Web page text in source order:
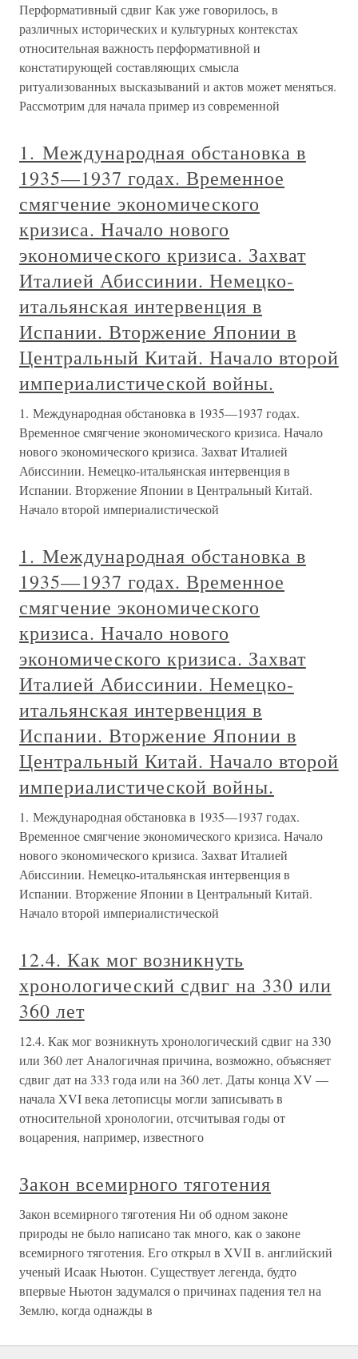
Перформативный сдвиг Как уже говорилось, в
различных исторических и культурных контекстах
относительная важность перформативной и
констатирующей составляющих смысла
ритуализованных высказываний и актов может меняться.
Рассмотрим для начала пример из современной
1. Международная обстановка в
1935—1937 годах. Временное
смягчение экономического
кризиса. Начало нового
экономического кризиса. Захват
Италией Абиссинии. Немецко-
итальянская интервенция в
Испании. Вторжение Японии в
Центральный Китай. Начало второй
империалистической войны.
1. Международная обстановка в 1935—1937 годах.
Временное смягчение экономического кризиса. Начало
нового экономического кризиса. Захват Италией
Абиссинии. Немецко-итальянская интервенция в
Испании. Вторжение Японии в Центральный Китай.
Начало второй империалистической
1. Международная обстановка в
1935—1937 годах. Временное
смягчение экономического
кризиса. Начало нового
экономического кризиса. Захват
Италией Абиссинии. Немецко-
итальянская интервенция в
Испании. Вторжение Японии в
Центральный Китай. Начало второй
империалистической войны.
1. Международная обстановка в 1935—1937 годах.
Временное смягчение экономического кризиса. Начало
нового экономического кризиса. Захват Италией
Абиссинии. Немецко-итальянская интервенция в
Испании. Вторжение Японии в Центральный Китай.
Начало второй империалистической
12.4. Как мог возникнуть
хронологический сдвиг на 330 или
360 лет
12.4. Как мог возникнуть хронологический сдвиг на 330
или 360 лет Аналогичная причина, возможно, объясняет
сдвиг дат на 333 года или на 360 лет. Даты конца XV —
начала XVI века летописцы могли записывать в
относительной хронологии, отсчитывая годы от
воцарения, например, известного
Закон всемирного тяготения
Закон всемирного тяготения Ни об одном законе
природы не было написано так много, как о законе
всемирного тяготения. Его открыл в XVII в. английский
ученый Исаак Ньютон. Существует легенда, будто
впервые Ньютон задумался о причинах падения тел на
Землю, когда однажды в